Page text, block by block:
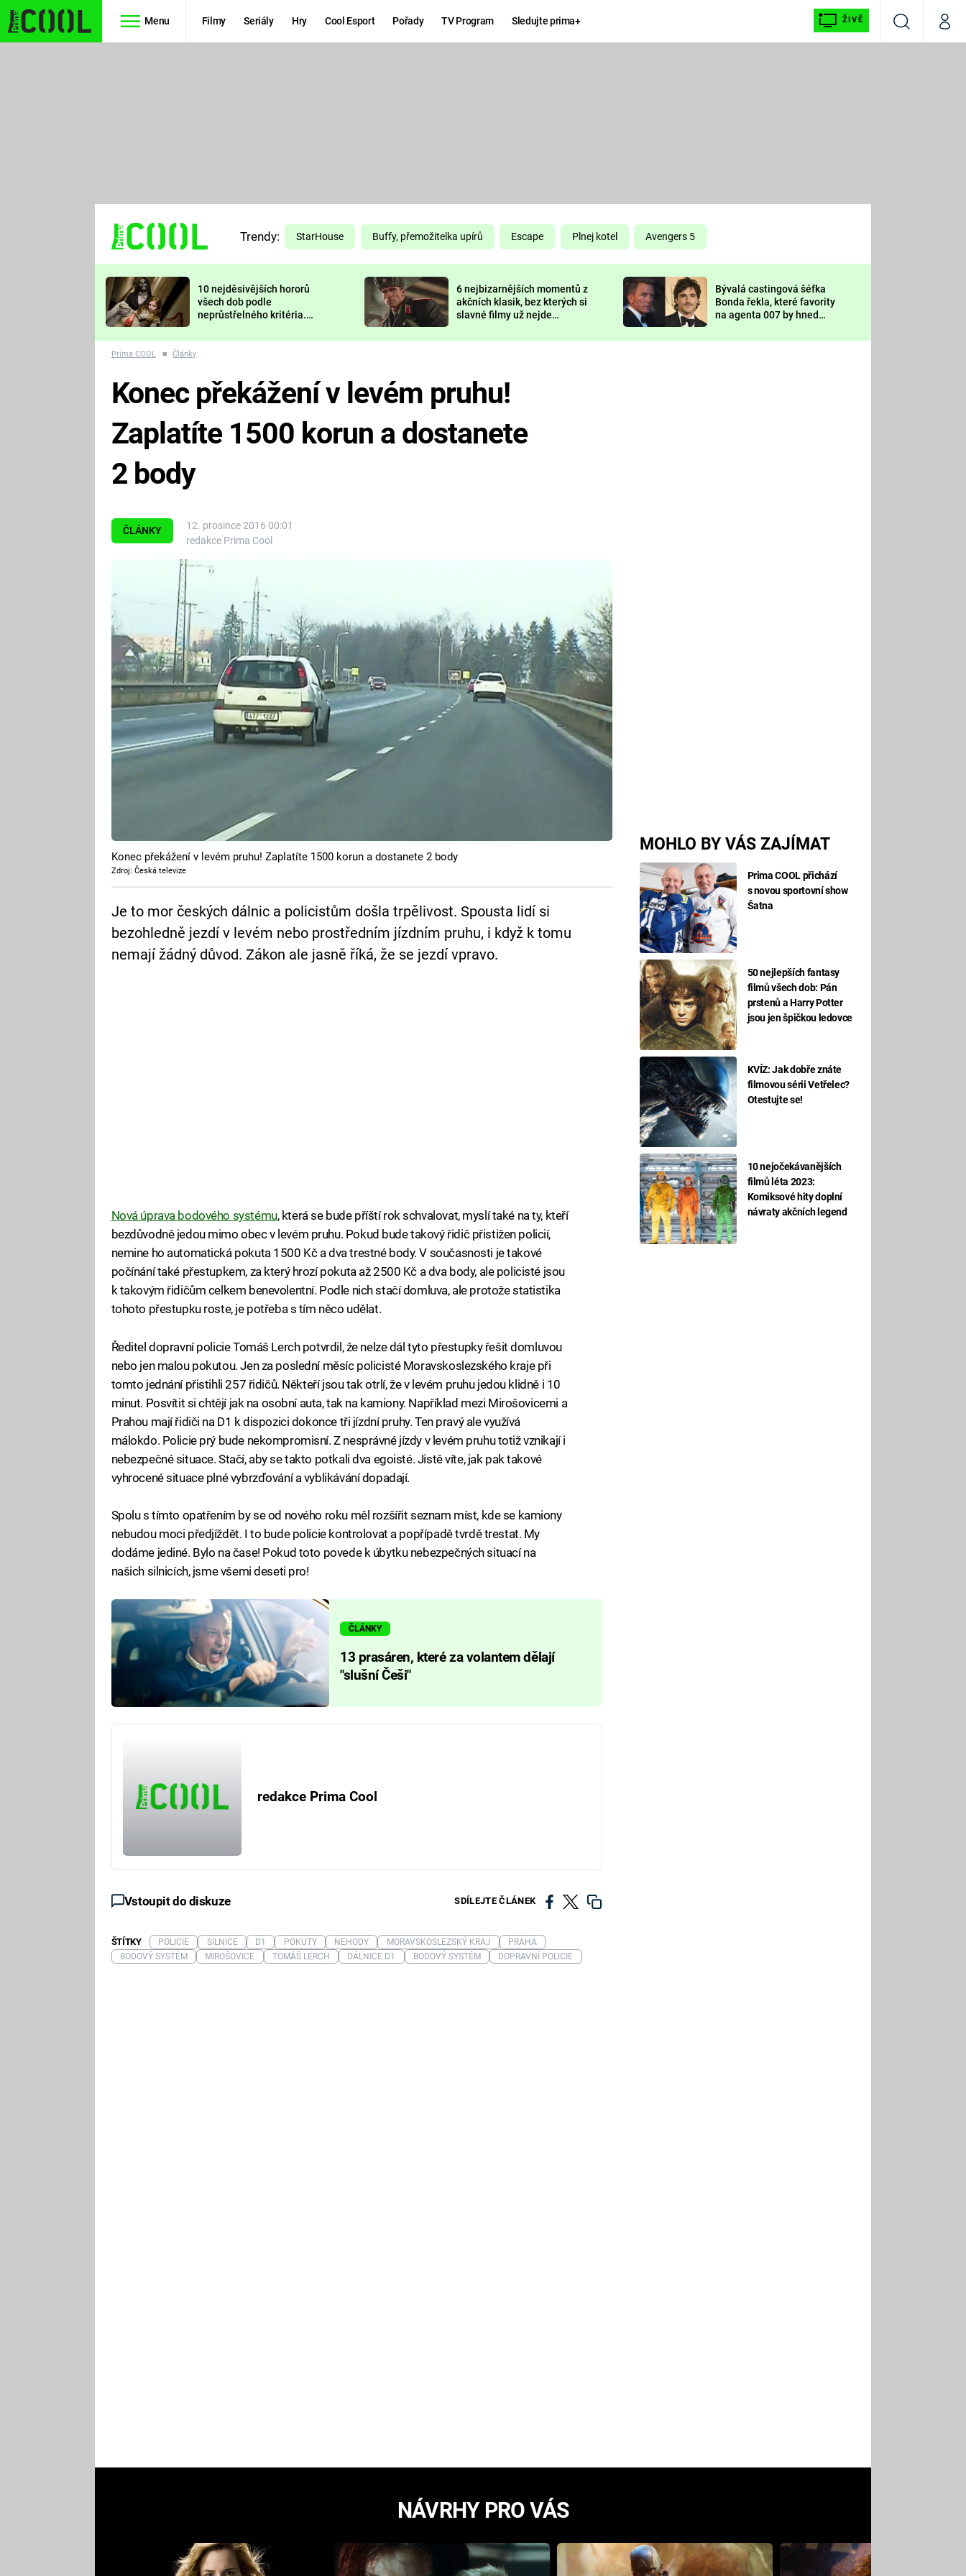
Menu Filmy Seriály Hry Cool Esport Pořady TV Program Sledujte prima+ ŽIVĚ
VyhledáváníMůj
TŘESKU
FUTURAMA
PREDÁTOR
DELIVERANCE
KOMEDIE
CHUCK
NORRIS
DEADPOOL
Prima LAJK
Sledujte nás
Trendy: StarHouse Buffy, přemožitelka upírů Escape Plnej kotel Avengers 5
10 nejděsivějších hororů
všech dob podle
neprůstřelného kritéria.
nejvíc zvednou tep?
6 nejbizarnějších momentů z
akčních klasik, bez kterých si
slavné filmy už nejde
Bývalá castingová šéfka
Bonda řekla, které favority
na agenta 007 by hned
Prima COOL ■ Články
ČLÁNKY
12. prosince 2016 00:01
redakce Prima Cool
MOHLO BY VÁS ZAJÍMAT
Prima COOL přichází
s novou sportovní show
Šatna
50 nejlepších fantasy
filmů všech dob: Pán
prstenů a Harry Potter
jsou jen špičkou ledovce
KVÍZ: Jak dobře znáte
filmovou sérii Vetřelec?
Otestujte se!
10 nejočekávanějších
filmů léta 2023:
Komiksové hity doplní
návraty akčních legend
Konec překážení v levém pruhu!
Zaplatíte 1500 korun a dostanete
2 body
Konec překážení v levém pruhu! Zaplatíte 1500 korun a dostanete 2 body
Zdroj: Česká televize
Je to mor českých dálnic a policistům došla trpělivost. Spousta lidí si
bezohledně jezdí v levém nebo prostředním jízdním pruhu, i když k tomu
nemají žádný důvod. Zákon ale jasně říká, že se jezdí vpravo.
Nová úprava bodového systému, která se bude příští rok schvalovat, myslí také na ty, kteří
bezdůvodně jedou mimo obec v levém pruhu. Pokud bude takový řidič přistižen policií,
nemine ho automatická pokuta 1500 Kč a dva trestné body. V současnosti je takové
počínání také přestupkem, za který hrozí pokuta až 2500 Kč a dva body, ale policisté jsou
k takovým řidičům celkem benevolentní. Podle nich stačí domluva, ale protože statistika
tohoto přestupku roste, je potřeba s tím něco udělat.
Ředitel dopravní policie Tomáš Lerch potvrdil, že nelze dál tyto přestupky řešit domluvou
nebo jen malou pokutou. Jen za poslední měsíc policisté Moravskoslezského kraje při
tomto jednání přistihli 257 řidičů. Někteří jsou tak otrlí, že v levém pruhu jedou klidně i 10
minut. Posvítit si chtějí jak na osobní auta, tak na kamiony. Například mezi Mirošovicemi a
Prahou mají řidiči na D1 k dispozici dokonce tři jízdní pruhy. Ten pravý ale využívá
málokdo. Policie prý bude nekompromisní. Z nesprávné jízdy v levém pruhu totiž vznikají i
nebezpečné situace. Stačí, aby se takto potkali dva egoisté. Jistě víte, jak pak takové
vyhrocené situace plné vybrzďování a vyblikávání dopadají.
Spolu s tímto opatřením by se od nového roku měl rozšířit seznam míst, kde se kamiony
nebudou moci předjíždět. I to bude policie kontrolovat a popřípadě tvrdě trestat. My
dodáme jediné. Bylo na čase! Pokud toto povede k úbytku nebezpečných situací na
našich silnicích, jsme všemi deseti pro!
ČLÁNKY
13 prasáren, které za volantem dělají
"slušní Češi"
redakce Prima Cool
Vstoupit do diskuze SDÍLEJTE ČLÁNEK
ŠTÍTKY POLICIE SILNICE D1 POKUTY NEHODY MORAVSKOSLEZSKÝ KRAJ
PRAHA
BODOVÝ SYSTÉM
MIROŠOVICE TOMÁŠ LERCH DÁLNICE D1 BODOVÝ SYSTÉM DOPRAVNÍ POLICIE
NÁVRHY PRO VÁS